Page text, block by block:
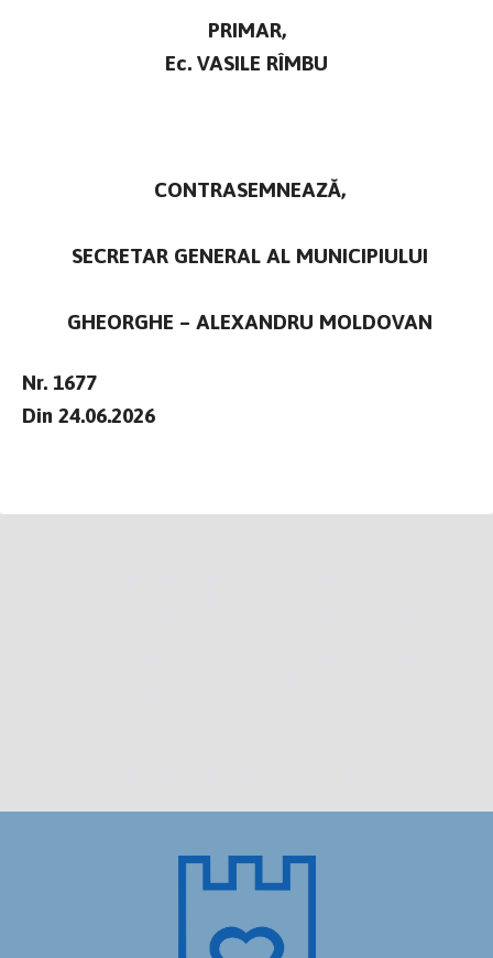
PRIMAR,
Ec. VASILE RÎMBU
CONTRASEMNEAZĂ,
SECRETAR GENERAL AL MUNICIPIULUI
GHEORGHE – ALEXANDRU MOLDOVAN
Nr. 1677
Din 24.06.2026